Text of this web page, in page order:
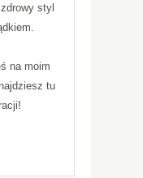
styl
na moim
tu